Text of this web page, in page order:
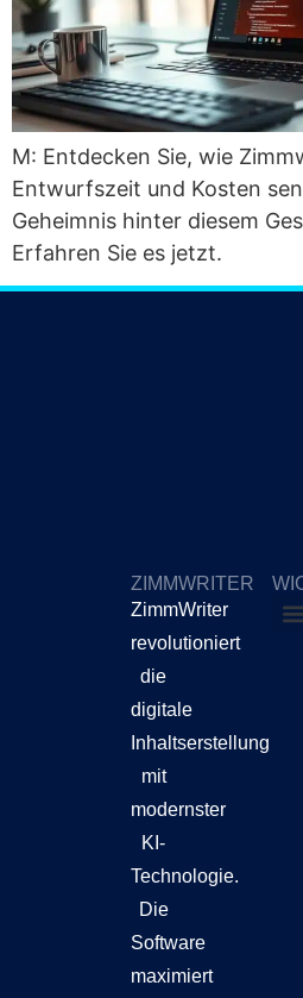
M: Ent­de­cken Sie, wie
Ent­wurfs­zeit und Kos­ten
Geheim­nis hin­ter die­sem
Erfah­ren Sie es jetzt.
ZIMMWRITER
ZimmWriter
revolutioniert
die
digitale
Inhaltserstellung
mit
modernster
KI-
Technologie.
Die
Software
maximiert